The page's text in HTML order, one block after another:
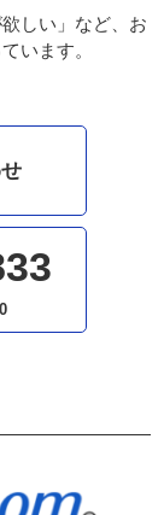
しい」など、お
います。